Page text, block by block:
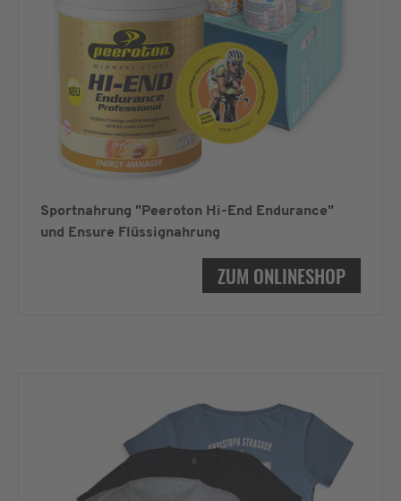
Sportnahrung "Peeroton Hi-End Endurance"
und Ensure Flüssignahrung
ZUM ONLINESHOP